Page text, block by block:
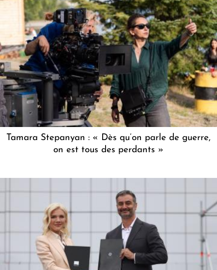
Tamara Stepanyan : « Dès qu’on parle de guerre,
on est tous des perdants »